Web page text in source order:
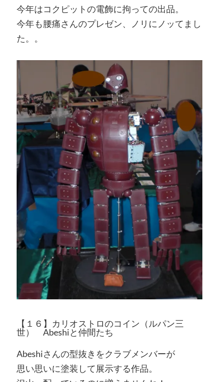
今年はコクピットの電飾に拘っての出品。
今年も腰痛さんのプレゼン、ノリにノッてまし
た。。
【１６】カリオストロのコイン（ルパン三
世） Abeshiと仲間たち
Abeshiさんの型抜きをクラブメンバーが
思い思いに塗装して展示する作品。